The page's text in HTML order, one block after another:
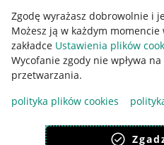
Zgodę wyrażasz dobrowolnie i
Możesz ją w każdym
zakładce Ustawienia plików
Wycofanie zgody nie wpływa
przetwarzania.
polityka plików cookies
Pobierz aplikację